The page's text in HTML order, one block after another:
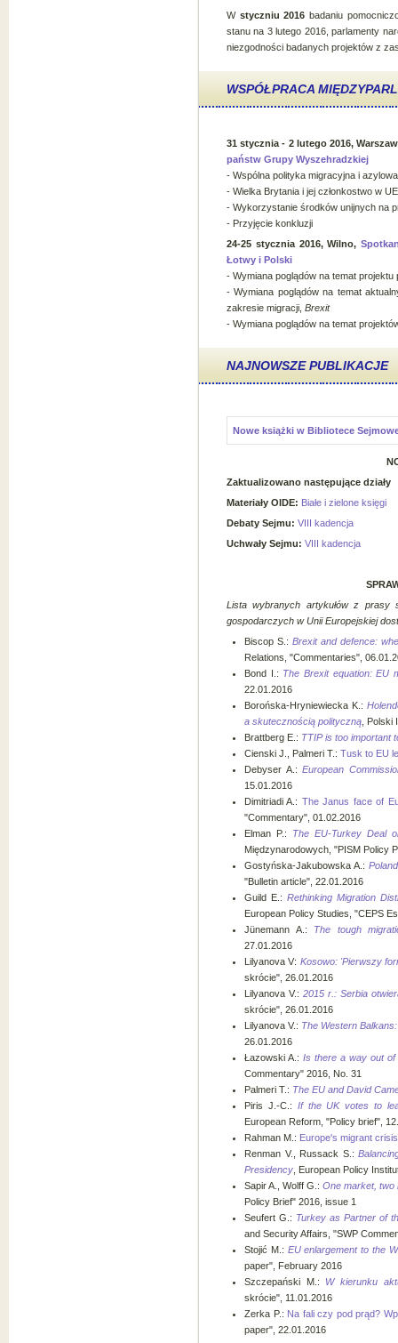
W styczniu 2016 badaniu
stanu na 3 lutego 2016, parlamenty
niezgodności badanych projektów z
WSPÓŁPRACA
31 stycznia - 2 lutego 2016,
państw Grupy Wyszehradzkiej
- Wspólna polityka migracyjna i
- Wielka Brytania i jej członkostwo w UE
- Wykorzystanie środków unijnych na
- Przyjęcie konkluzji
24-25 stycznia 2016, Wilno,
Łotwy i Polski
- Wymiana poglądów na temat
- Wymiana poglądów na temat
zakresie migracji, Brexit
- Wymiana poglądów na temat
NAJNOWSZE PUBLIKACJE
Nowe książki w Bibliotece
Zaktualizowano następujące działy
Materiały OIDE: Białe i zielone księgi
Debaty Sejmu: VIII kadencja
Uchwały Sejmu: VIII kadencja
Lista wybranych artykułów z prasy
gospodarczych w Unii Europejskiej
Biscop S.: Brexit and defence:
Relations, "Commentaries",
Bond I.: The Brexit equation: EU
22.01.2016
Borońska-Hryniewiecka K.:
a skutecznością polityczną ,
Brattberg E.: TTIP is too important
Cienski J., Palmeri T.: Tusk to EU
Debyser A.:European
15.01.2016
Dimitriadi A.: The Janus face of
"Commentary", 01.02.2016
Elman P.: The EU-Turkey Deal
Międzynarodowych, "PISM Policy
Gostyńska-Jakubowska A.:
"Bulletin article", 22.01.2016
Guild E.: Rethinking Migration
European Policy Studies, "CEPS
Jünemann A.: The tough
27.01.2016
Lilyanova V: Kosowo: 'Pierwszy
skrócie", 26.01.2016
Lilyanova V.:2015 r.: Serbia
skrócie", 26.01.2016
Lilyanova V.: The Western
26.01.2016
Łazowski A.: Is there a way out of
Commentary" 2016, No. 31
Palmeri T.: The EU and David
Piris J.-C.: If the UK votes to
European Reform, "Policy brief",
Rahman M.: Europe's migrant
Renman V., Russack S.:
Presidency , European Policy
Sapir A., Wolff G.:One market, two
Policy Brief" 2016, issue 1
Seufert G.: Turkey as Partner of
and Security Affairs, "SWP
Stojić M.: EU enlargement to the
paper", February 2016
Szczepański M.: W kierunku
skrócie", 11.01.2016
Zerka P.: Na fali czy pod prąd?
paper", 22.01.2016